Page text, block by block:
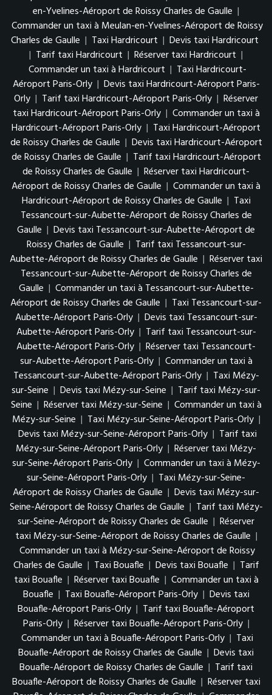
en-Yvelines-Aéroport de Roissy Charles de Gaulle |
Commander un taxi à Meulan-en-Yvelines-Aéroport de Roissy
Charles de Gaulle | Taxi Hardricourt | Devis taxi Hardricourt
| Tarif taxi Hardricourt | Réserver taxi Hardricourt |
Commander un taxi à Hardricourt | Taxi Hardricourt-
Aéroport Paris-Orly | Devis taxi Hardricourt-Aéroport Paris-
Orly | Tarif taxi Hardricourt-Aéroport Paris-Orly | Réserver
taxi Hardricourt-Aéroport Paris-Orly | Commander un taxi à
Hardricourt-Aéroport Paris-Orly | Taxi Hardricourt-Aéroport
de Roissy Charles de Gaulle | Devis taxi Hardricourt-Aéroport
de Roissy Charles de Gaulle | Tarif taxi Hardricourt-Aéroport
de Roissy Charles de Gaulle | Réserver taxi Hardricourt-
Aéroport de Roissy Charles de Gaulle | Commander un taxi à
Hardricourt-Aéroport de Roissy Charles de Gaulle | Taxi
Tessancourt-sur-Aubette-Aéroport de Roissy Charles de
Gaulle | Devis taxi Tessancourt-sur-Aubette-Aéroport de
Roissy Charles de Gaulle | Tarif taxi Tessancourt-sur-
Aubette-Aéroport de Roissy Charles de Gaulle | Réserver taxi
Tessancourt-sur-Aubette-Aéroport de Roissy Charles de
Gaulle | Commander un taxi à Tessancourt-sur-Aubette-
Aéroport de Roissy Charles de Gaulle | Taxi Tessancourt-sur-
Aubette-Aéroport Paris-Orly | Devis taxi Tessancourt-sur-
Aubette-Aéroport Paris-Orly | Tarif taxi Tessancourt-sur-
Aubette-Aéroport Paris-Orly | Réserver taxi Tessancourt-
sur-Aubette-Aéroport Paris-Orly | Commander un taxi à
Tessancourt-sur-Aubette-Aéroport Paris-Orly | Taxi Mézy-
sur-Seine | Devis taxi Mézy-sur-Seine | Tarif taxi Mézy-sur-
Seine | Réserver taxi Mézy-sur-Seine | Commander un taxi à
Mézy-sur-Seine | Taxi Mézy-sur-Seine-Aéroport Paris-Orly |
Devis taxi Mézy-sur-Seine-Aéroport Paris-Orly | Tarif taxi
Mézy-sur-Seine-Aéroport Paris-Orly | Réserver taxi Mézy-
sur-Seine-Aéroport Paris-Orly | Commander un taxi à Mézy-
sur-Seine-Aéroport Paris-Orly | Taxi Mézy-sur-Seine-
Aéroport de Roissy Charles de Gaulle | Devis taxi Mézy-sur-
Seine-Aéroport de Roissy Charles de Gaulle | Tarif taxi Mézy-
sur-Seine-Aéroport de Roissy Charles de Gaulle | Réserver
taxi Mézy-sur-Seine-Aéroport de Roissy Charles de Gaulle |
Commander un taxi à Mézy-sur-Seine-Aéroport de Roissy
Charles de Gaulle | Taxi Bouafle | Devis taxi Bouafle | Tarif
taxi Bouafle | Réserver taxi Bouafle | Commander un taxi à
Bouafle | Taxi Bouafle-Aéroport Paris-Orly | Devis taxi
Bouafle-Aéroport Paris-Orly | Tarif taxi Bouafle-Aéroport
Paris-Orly | Réserver taxi Bouafle-Aéroport Paris-Orly |
Commander un taxi à Bouafle-Aéroport Paris-Orly | Taxi
Bouafle-Aéroport de Roissy Charles de Gaulle | Devis taxi
Bouafle-Aéroport de Roissy Charles de Gaulle | Tarif taxi
Bouafle-Aéroport de Roissy Charles de Gaulle | Réserver taxi